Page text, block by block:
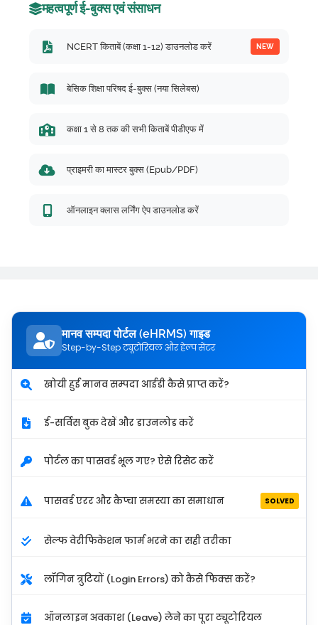
महत्वपूर्ण ई-बुक्स एवं संसाधन
NCERT किताबें (कक्षा 1-12) डाउनलोड करें NEW
बेसिक शिक्षा परिषद ई-बुक्स (नया सिलेबस)
कक्षा 1 से 8 तक की सभी किताबें पीडीएफ में
प्राइमरी का मास्टर बुक्स (Epub/PDF)
ऑनलाइन क्लास लर्निंग ऐप डाउनलोड करें
मानव सम्पदा पोर्टल (eHRMS) गाइड
Step-by-Step ट्यूटोरियल और हेल्प सेंटर
खोयी हुई मानव सम्पदा आईडी कैसे प्राप्त करें?
ई-सर्विस बुक देखें और डाउनलोड करें
पोर्टल का पासवर्ड भूल गए? ऐसे रिसेट करें
पासवर्ड एरर और कैप्चा समस्या का समाधान SOLVED
सेल्फ वेरीफिकेशन फार्म भरने का सही तरीका
लॉगिन त्रुटियों (Login Errors) को कैसे फिक्स करें?
ऑनलाइन अवकाश (Leave) लेने का पूरा ट्यूटोरियल